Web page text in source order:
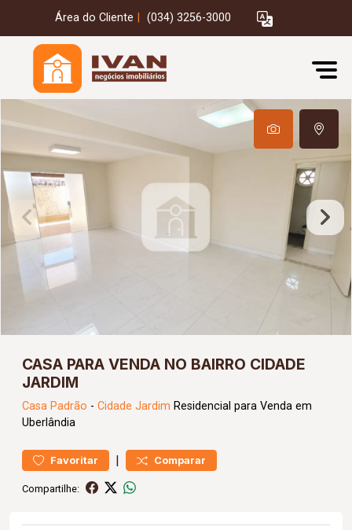
Área do Cliente (034) 3256-3000
CASA PARA VENDA NO BAIRRO CIDADE
JARDIM
Casa Padrão - Cidade Jardim Residencial para Venda em
Uberlândia
Favoritar | Comparar
Compartilhe: